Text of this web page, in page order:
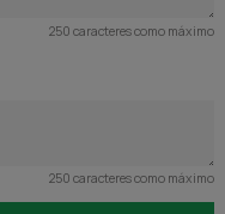
250 caracteres como máximo
250 caracteres como máximo